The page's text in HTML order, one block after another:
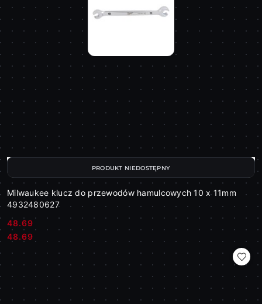
Milwaukee klucz do przewodów hamulcowych 10 x 11mm
4932480627
Cena:
48.69
Cena:
48.69
PRODUKT NIEDOSTĘPNY